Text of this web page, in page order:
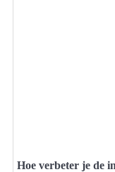
Hoe verbeter je de